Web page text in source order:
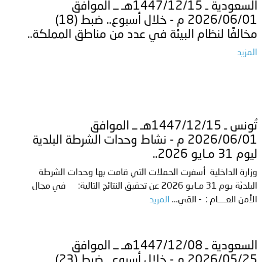
السعودية ـ 1447/12/15هـ ــ الموافق
2026/06/01 م - خلال أسبوع.. ضبط (18)
مخالفًا لنظام البيئة في عدد من مناطق المملكة..
المزيد
تُونس ـ 1447/12/15هـ ــ الموافق
2026/06/01 م - نشاط وحدات الشرطة البلدية
ليوم 31 مـايو 2026..
وزارة الداخلية أسفرت الحملات التي قامت بها وحدات الشرطة
البلديّة يوم 31 مـايو 2026 عن تحقيق النتائج التالية: في مجال
الأمن العــــام : - القي...
المزيد
السعودية ـ 1447/12/08هـ ــ الموافق